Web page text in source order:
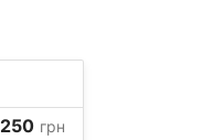
250 грн